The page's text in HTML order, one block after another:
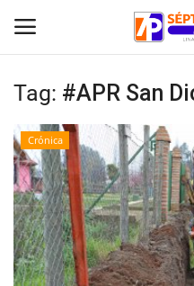
Inicio
Crónica
Policial
Tribunales
Tag: #APR San
Crónica